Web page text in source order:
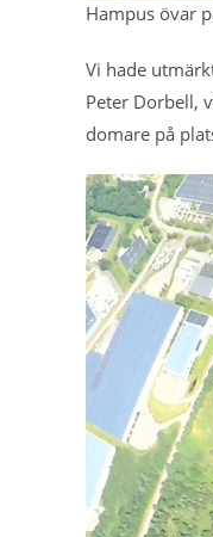
Hampus övar
Vi hade
Peter Dorbell,
domare på